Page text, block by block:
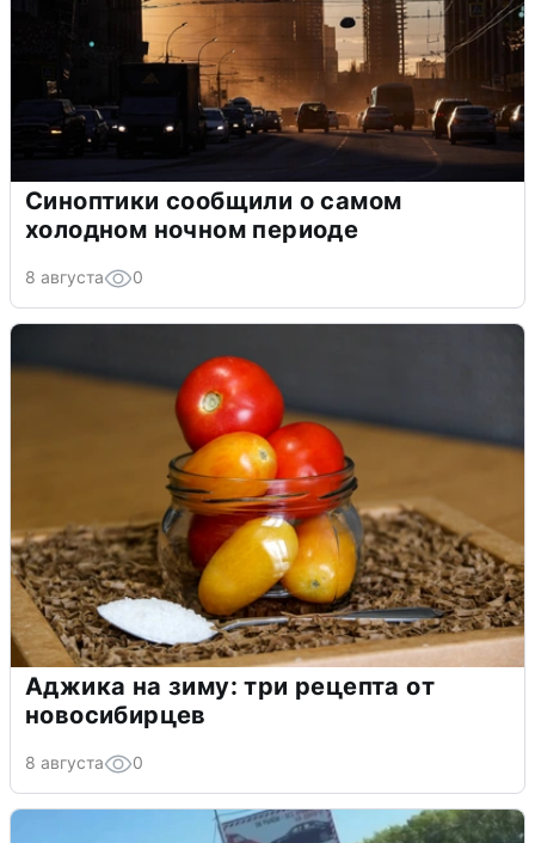
Синоптики сообщили о самом
холодном ночном периоде
8 августа 0
Аджика на зиму: три рецепта от
новосибирцев
8 августа 0